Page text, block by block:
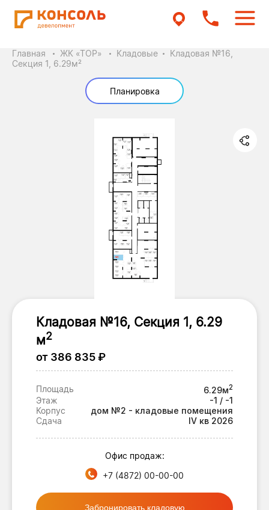
Главная ЖК «ТОР» Кладовые
Кладовая №16,
Секция 1, 6.29м²
Планировка
Кладовая №16, Секция 1, 6.29
м2
от 386 835 ₽
Площадь 6.29м2
Этаж
-1 / -1
Корпус
дом №2 - кладовые помещения
Сдача
IV кв 2026
Офис продаж:
+7 (4872) 00-00-00
Забронировать кладовую